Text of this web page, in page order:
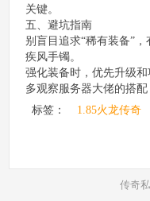
关键。
五、避坑指南
别盲目追求“稀有装备”
疾风手镯。
强化装备时，优先升级和
多观察服务器大佬的搭
标签：
1.85火龙传奇
传奇